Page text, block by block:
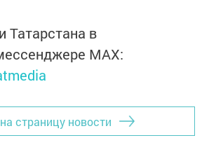
Татарстана в
MАХ:
страницу новости